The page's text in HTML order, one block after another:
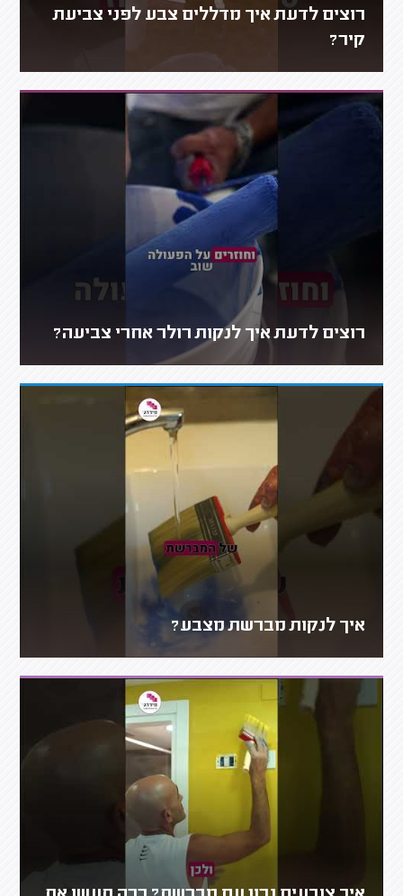
רוצים לדעת איך מדללים צבע לפני צביעת
קיר?
רוצים לדעת איך לנקות רולר אחרי צביעה?
איך לנקות מברשת מצבע?